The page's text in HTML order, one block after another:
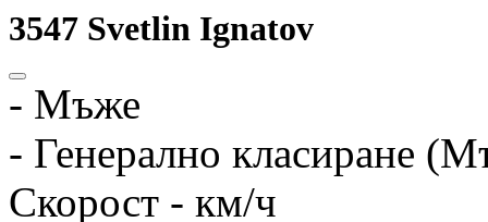
3547 Svetlin Ignatov
- Мъже
- Генерално класиране
Скорост - км/ч